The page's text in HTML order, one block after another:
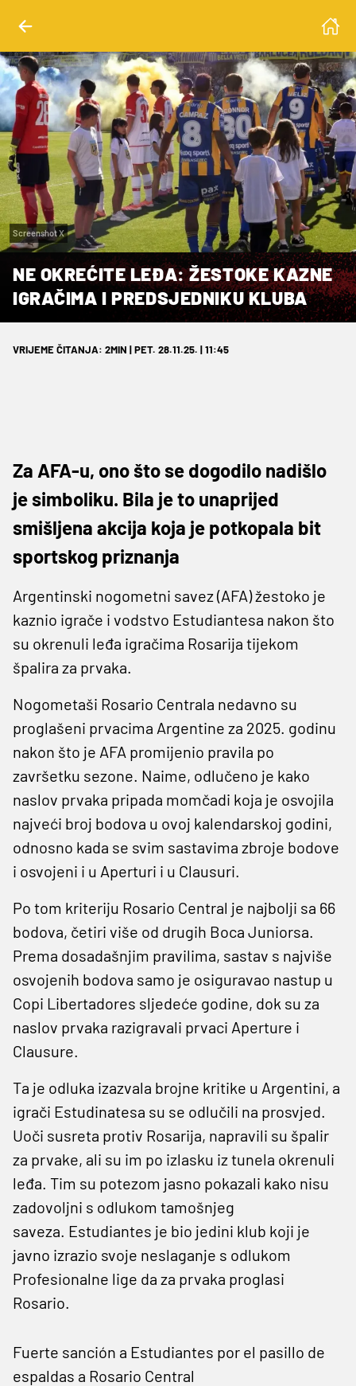
Screenshot X
NE OKREĆITE LEĐA: ŽESTOKE KAZNE
IGRAČIMA I PREDSJEDNIKU KLUBA
VRIJEME ČITANJA: 2MIN | PET. 28.11.25. | 11:45
Za AFA-u, ono što se dogodilo nadišlo
je simboliku. Bila je to unaprijed
smišljena akcija koja je potkopala bit
sportskog priznanja
Argentinski nogometni savez (AFA) žestoko je
kaznio igrače i vodstvo Estudiantesa nakon što
su okrenuli leđa igračima Rosarija tijekom
špalira za prvaka.
Nogometaši Rosario Centrala nedavno su
proglašeni prvacima Argentine za 2025. godinu
nakon što je AFA promijenio pravila po
završetku sezone. Naime, odlučeno je kako
naslov prvaka pripada momčadi koja je osvojila
najveći broj bodova u ovoj kalendarskoj godini,
odnosno kada se svim sastavima zbroje bodove
i osvojeni i u Aperturi i u Clausuri.
Po tom kriteriju Rosario Central je najbolji sa 66
bodova, četiri više od drugih Boca Juniorsa.
Prema dosadašnjim pravilima, sastav s najviše
osvojenih bodova samo je osiguravao nastup u
Copi Libertadores sljedeće godine, dok su za
naslov prvaka razigravali prvaci Aperture i
Clausure.
Ta je odluka izazvala brojne kritike u Argentini, a
igrači Estudinatesa su se odlučili na prosvjed.
Uoči susreta protiv Rosarija, napravili su špalir
za prvake, ali su im po izlasku iz tunela okrenuli
leđa. Tim su potezom jasno pokazali kako nisu
zadovoljni s odlukom tamošnjeg
saveza. Estudiantes je bio jedini klub koji je
javno izrazio svoje neslaganje s odlukom
Profesionalne lige da za prvaka proglasi
Rosario.
Fuerte sanción a Estudiantes por el pasillo de
espaldas a Rosario Central